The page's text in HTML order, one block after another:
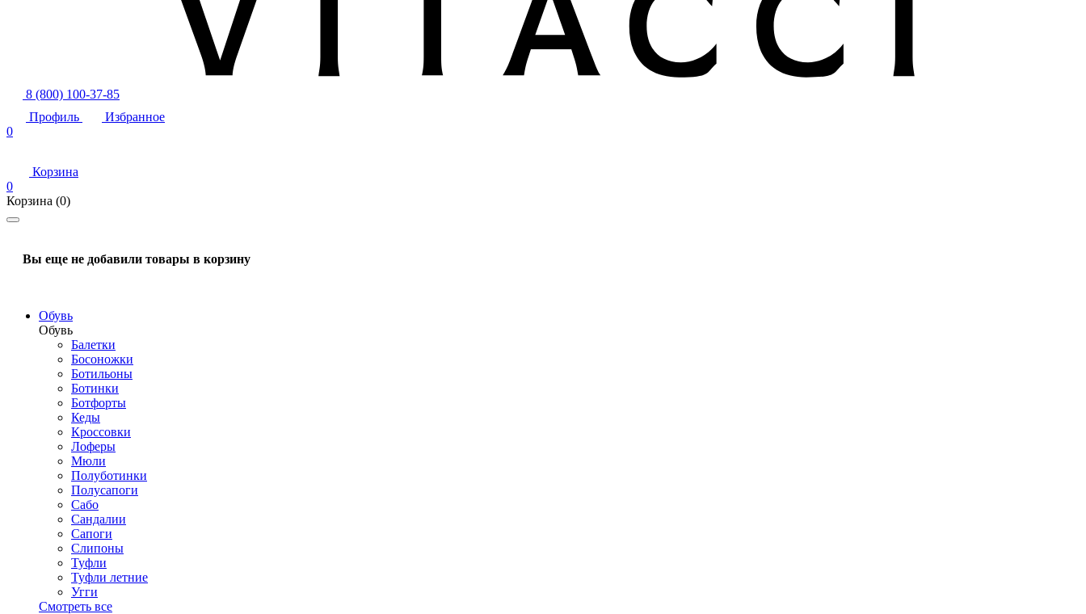
8 (800) 100-37-85
Профиль
Избранное
0
Корзина
0
Корзина (0)
Вы еще не добавили товары в корзину
Обувь
Обувь
Балетки
Босоножки
Ботильоны
Ботинки
Ботфорты
Кеды
Кроссовки
Лоферы
Мюли
Полуботинки
Полусапоги
Сабо
Сандалии
Сапоги
Слипоны
Туфли
Туфли летние
Угги
Смотреть все